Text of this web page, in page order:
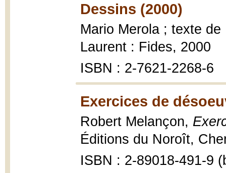
Dessins (2000)
Mario Merola ; texte
Laurent : Fides, 2000
ISBN : 2-7621-2268-6
Exercices de
Robert Melançon,
Éditions du Noroît,
ISBN : 2-89018-491-9